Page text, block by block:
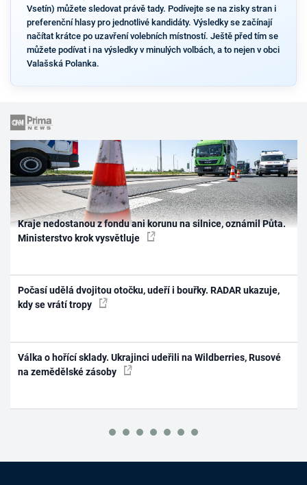
Vsetín) můžete sledovat právě tady. Podívejte se na zisky stran i
preferenční hlasy pro jednotlivé kandidáty. Výsledky se začínají
načítat krátce po uzavření volebních místností. Ještě před tím se
můžete podívat i na výsledky v minulých volbách, a to nejen v obci
Valašská Polanka.
Kraje nedostanou z fondu ani korunu na silnice, oznámil Půta.
Ministerstvo krok vysvětluje
Počasí udělá dvojitou otočku, udeří i bouřky. RADAR ukazuje,
kdy se vrátí tropy
Válka o hořící sklady. Ukrajinci udeřili na Wildberries, Rusové
na zemědělské zásoby